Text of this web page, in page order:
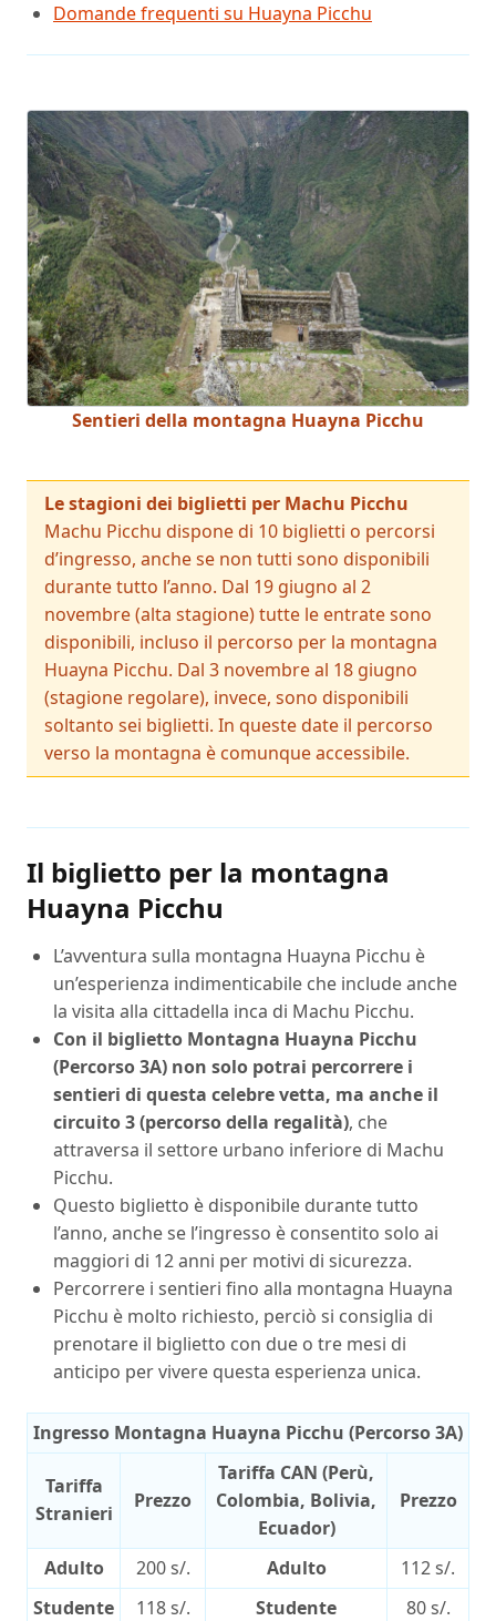
Domande frequenti su Huayna Picchu
Sentieri della montagna Huayna Picchu
Le stagioni dei biglietti per Machu Picchu
Machu Picchu dispone di 10 biglietti o percorsi
d’ingresso, anche se non tutti sono disponibili
durante tutto l’anno. Dal 19 giugno al 2
novembre (alta stagione) tutte le entrate sono
disponibili, incluso il percorso per la montagna
Huayna Picchu. Dal 3 novembre al 18 giugno
(stagione regolare), invece, sono disponibili
soltanto sei biglietti. In queste date il percorso
verso la montagna è comunque accessibile.
Il biglietto per la montagna
Huayna Picchu
L’avventura sulla montagna Huayna Picchu è
un’esperienza indimenticabile che include anche
la visita alla cittadella inca di Machu Picchu.
Con il biglietto Montagna Huayna Picchu
(Percorso 3A) non solo potrai percorrere i
sentieri di questa celebre vetta, ma anche il
circuito 3 (percorso della regalità), che
attraversa il settore urbano inferiore di Machu
Picchu.
Questo biglietto è disponibile durante tutto
l’anno, anche se l’ingresso è consentito solo ai
maggiori di 12 anni per motivi di sicurezza.
Percorrere i sentieri fino alla montagna Huayna
Picchu è molto richiesto, perciò si consiglia di
prenotare il biglietto con due o tre mesi di
anticipo per vivere questa esperienza unica.
Ingresso Montagna Huayna Picchu (Percorso 3A)
Tariffa
Stranieri
Prezzo
Tariffa CAN (Perù,
Colombia, Bolivia,
Ecuador)
Prezzo
Adulto 200 s/. Adulto
112 s/.
Studente
118 s/. Studente 80 s/.